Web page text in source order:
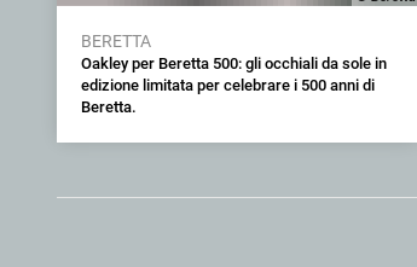
BERETTA
Oakley per Beretta 500: gli occhiali da sole in
edizione limitata per celebrare i 500 anni di
Beretta.